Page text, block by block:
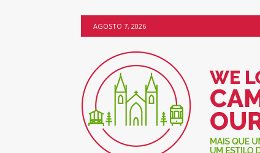
AGOSTO 7, 2026